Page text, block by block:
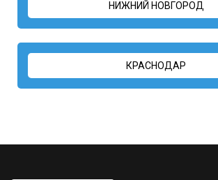
НИЖНИЙ НОВГОРОД
КРАСНОДАР